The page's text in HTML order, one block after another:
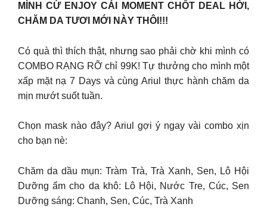
MÌNH CỨ ENJOY CÁI MOMENT CHỐT DEAL HỜI,
CHĂM DA TƯƠI MỚI NÀY THÔI!!!
Có quà thì thích thật, nhưng sao phải chờ khi mình có
COMBO RẠNG RỠ chỉ 99K! Tự thưởng cho mình một
xấp mặt nạ 7 Days và cùng Ariul thực hành chăm da
mịn mướt suốt tuần.
Chọn mask nào đây? Ariul gợi ý ngay vài combo xịn
cho bạn nè:
Chăm da dầu mụn: Tràm Trà, Trà Xanh, Sen, Lô Hội
Dưỡng ẩm cho da khô: Lô Hội, Nước Tre, Cúc, Sen
Dưỡng sáng: Chanh, Sen, Cúc, Trà Xanh